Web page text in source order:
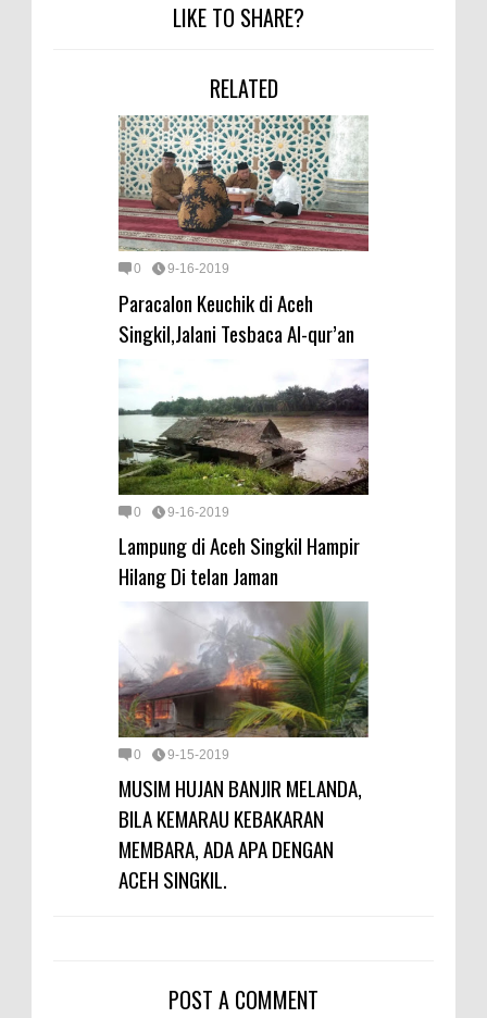
LIKE TO SHARE?
RELATED
0 9-16-2019
Paracalon Keuchik di Aceh
Singkil,Jalani Tesbaca Al-qur’an
0 9-16-2019
Lampung di Aceh Singkil Hampir
Hilang Di telan Jaman
0 9-15-2019
MUSIM HUJAN BANJIR MELANDA,
BILA KEMARAU KEBAKARAN
MEMBARA, ADA APA DENGAN
ACEH SINGKIL.
POST A COMMENT